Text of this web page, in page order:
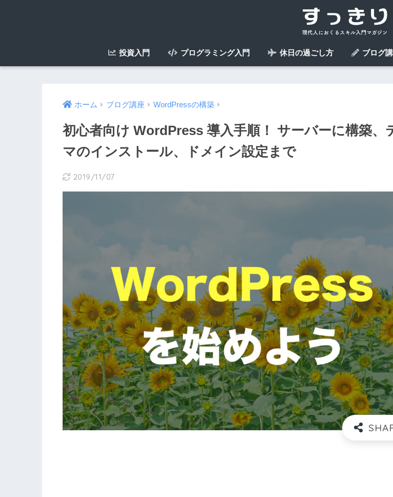
投資入門 プログラミング入門 休日の過ごし方 ブログ
ホーム ブログ講座 WordPressの構築
初心者向け WordPress 導入手順！ サーバーに構築、
マのインストール、ドメイン設定まで
2019/11/07